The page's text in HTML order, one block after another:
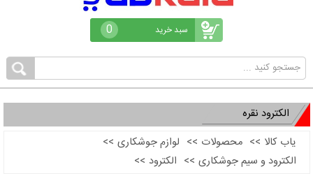
سبد خرید 0
الکترود نقره
یاب کالا >> محصولات >> لوازم جوشکاری >>
الکترود و سیم جوشکاری >> الکترود >>